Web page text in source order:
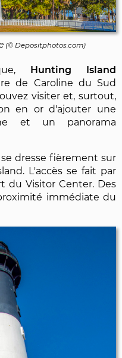
(© Depositphotos.com)
Hunting Island
de Caroline du Sud
visiter et, surtout,
en or d'ajouter une
et un panorama
dresse fièrement sur
L'accès se fait par
du Visitor Center. Des
immédiate du